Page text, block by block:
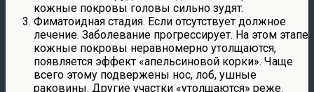
кожные покровы головы сильно зудят.
Фиматоидная стадия. Если отсутствует должное
лечение. Заболевание прогрессирует. На этом этапе
кожные покровы неравномерно утолщаются,
появляется эффект «апельсиновой корки». Чаще
всего этому подвержены нос, лоб, ушные
раковины. Другие участки «утолщаются» реже.